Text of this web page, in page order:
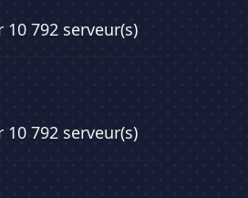
10 792 serveur(s)
10 792 serveur(s)